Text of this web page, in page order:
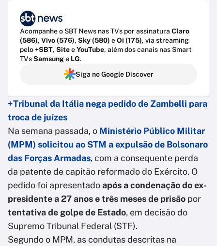
Acompanhe o SBT News nas TVs por assinatura Claro
(586), Vivo (576), Sky (580) eOi (175), via streaming
pelo+SBT, SiteeYouTube, além dos canais nas Smart
TVsSamsunge LG.
Siga no Google Discover
+Tribunal da Itália nega pedido de Zambelli para
troca de juízes
Na semana passada, o Ministério Público Militar
(MPM) solicitou ao STM a expulsão de Bolsonaro
das Forças Armadas, com a consequente perda
da patente de capitão reformado do Exército. O
pedido foi apresentadoapós a condenação do ex-
presidente a 27 anos e três meses de prisão por
tentativa de golpe de Estado, em decisão do
Supremo Tribunal Federal (STF).
Segundo o MPM, as condutas descritas na